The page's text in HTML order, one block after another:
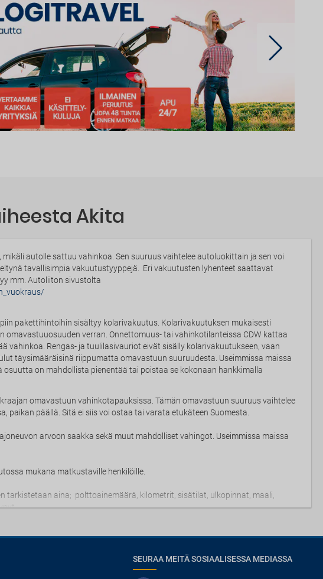
Akita
autolle sattuu vahinkoa. Sen suuruus vaihtelee autoluokittain ja sen voi
tavallisimpia vakuutustyyppejä. Eri vakuutusten lyhenteet saattavat
mm. Autoliiton sivustolta
pakettihintoihin sisältyy kolarivakuutus. Kolarivakuutuksen mukaisesti
verran. Onnettomuus- tai vahinkotilanteissa CDW kattaa
vahinkoa. Rengas- ja tuulilasivauriot eivät sisälly kolarivakuutukseen, vaan
täysimääräisinä riippumatta omavastuun suuruudesta. Useimmissa maissa
on mahdollista pienentää tai poistaa se kokonaan hankkimalla
omavastuun vahinkotapauksissa. Tämän omavastuun suuruus vaihtelee
päällä. Sitä ei siis voi ostaa tai varata etukäteen Suomesta.
arvoon saakka sekä muut mahdolliset vahingot. Useimmissa maissa
mukana matkustaville henkilöille.
tarkistetaan aina; polttoainemäärä, kilometrit, sisätilat, ulkopinnat, maali,
SEURAA MEITÄ SOSIAALISESSA MEDIASSA